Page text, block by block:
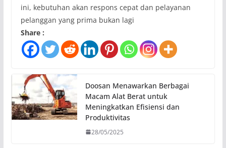
ini, kebutuhan akan respons cepat dan pelayanan
pelanggan yang prima bukan lagi
Share :
Doosan Menawarkan Berbagai
Macam Alat Berat untuk
Meningkatkan Efisiensi dan
Produktivitas
28/05/2025